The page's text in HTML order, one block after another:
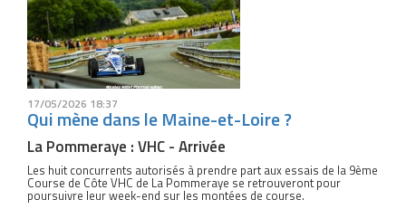
17/05/2026 18:37
Qui mène dans le Maine-et-Loire ?
La Pommeraye : VHC - Arrivée
Les huit concurrents autorisés à prendre part aux essais de la 9ème
Course de Côte VHC de La Pommeraye se retrouveront pour
poursuivre leur week-end sur les montées de course.